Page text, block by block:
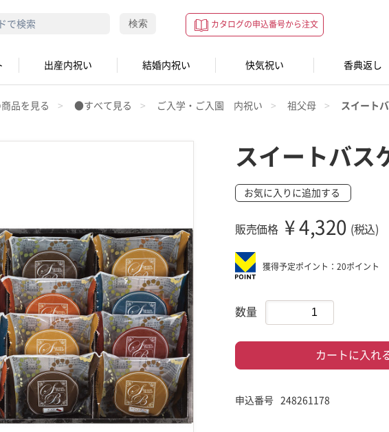
カタログの申込番号から注文
る 検索
出産内祝い 結婚内祝い 快気祝い 香典返し
品を見る ●すべて見る ご入学・ご入園 内祝い 祖父母 スイート
スイートバス
お気に入りに追加する
販売価格 ¥ 4,320 (税込)
獲得予定ポイント：20ポイント
数量
カートに入れ
申込番号 248261178